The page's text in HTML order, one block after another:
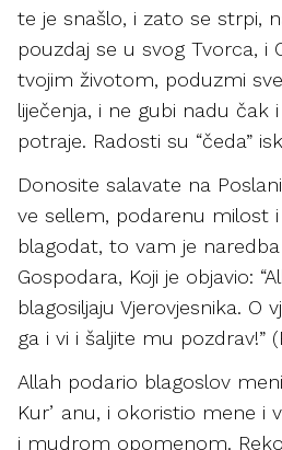
te je snašlo, i zato se strpi,
pouzdaj se u svog Tvorca, i
tvojim životom, poduzmi
liječenja, i ne gubi nadu čak
potraje. Radosti su “čeda”
Donosite salavate na
ve sellem, podarenu milost
blagodat, to vam je
Gospodara, Koji je objavio:
blagosiljaju Vjerovjesnika. O
ga i vi i šaljite mu pozdrav!”
Allah podario blagoslov
Kurʼanu, i okoristio mene i
i mudrom opomenom.